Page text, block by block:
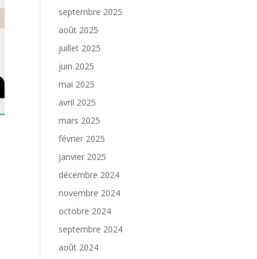
septembre 2025
août 2025
juillet 2025
juin 2025
mai 2025
avril 2025
mars 2025
février 2025
janvier 2025
décembre 2024
novembre 2024
octobre 2024
septembre 2024
août 2024